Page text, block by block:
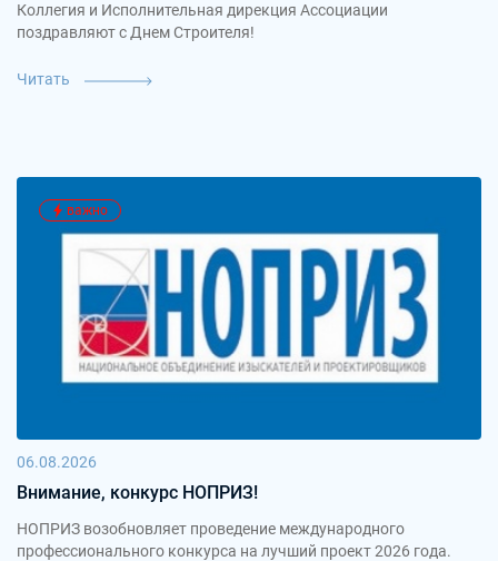
Коллегия и Исполнительная дирекция Ассоциации
поздравляют с Днем Строителя!
Читать
важно
06.08.2026
Внимание, конкурс НОПРИЗ!
НОПРИЗ возобновляет проведение международного
профессионального конкурса на лучший проект 2026 года.